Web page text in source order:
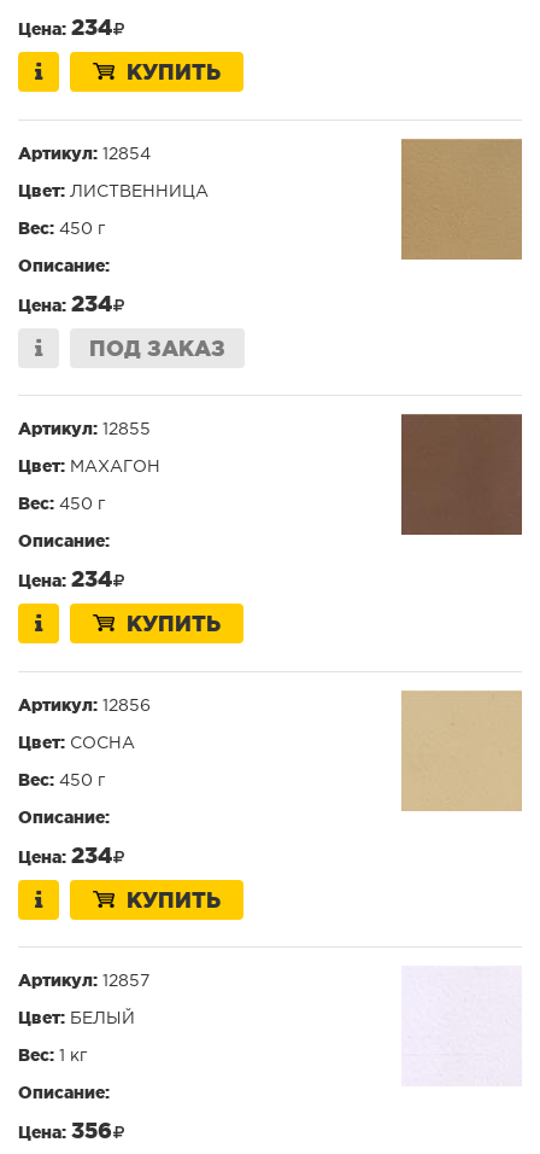
Цена: 234
КУПИТЬ
Артикул: 12854
Цвет: ЛИСТВЕННИЦА
Вес: 450 г
Описание:
Цена: 234
ПОД ЗАКАЗ
Артикул: 12855
Цвет: МАХАГОН
Вес: 450 г
Описание:
Цена: 234
КУПИТЬ
Артикул: 12856
Цвет: СОСНА
Вес: 450 г
Описание:
Цена: 234
КУПИТЬ
Артикул: 12857
Цвет: БЕЛЫЙ
Вес: 1 кг
Описание:
Цена: 356